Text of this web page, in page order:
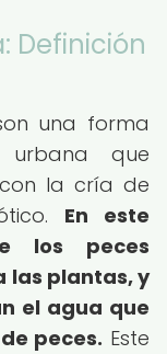
Definición
una forma
urbana que
la cría de
En este
los peces
las plantas, y
el agua que
peces. Este